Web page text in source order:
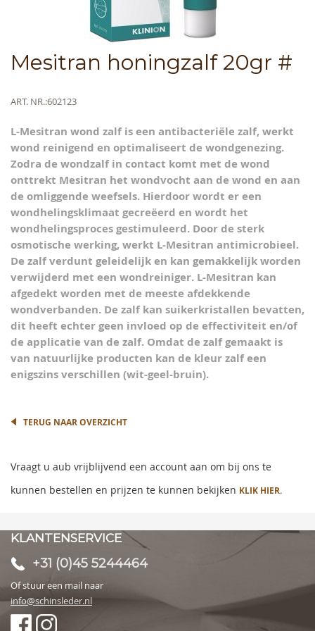
Mesitran honingzalf 20gr #
Meer
ART. NR.602123
L-Mesitran wond zalf is een antibacteriële zalf, werkt
wond reinigend en optimaliseert de wondgenezing.
Zodra de wondzalf in contact komt met de wond
onttrekt Mesitran het wondvocht aan de wond en aan
de omliggende weefsels. Hierdoor wordt er een
wondhelingsklimaat gecreëerd en wordt het
wondhelingsproces gestimuleerd. Door de sterk
osmotische werking, werkt L-Mesitran antimicrobieel.
De zalf verdunt geleidelijk en kan gemakkelijk worden
verwijderd met een wondreiniger. L-Mesitran kan
afgedekt worden met de meeste afdekkende
wondverbanden. De zalf kan suikerkristallen bevatten,
dit heeft echter geen invloed op de effectiviteit en/of
de applicatie van de zalf. Omdat de zalf gemaakt is
van natuurlijke producten kan de kleur zalf een
enigszins verschillen (wit-geel-bruin).
to
images
gallery
TERUG NAAR OVERZICHT
Vraagt u aub vrijblijvend een account aan om bij ons te
kunnen bestellen en prijzen te kunnen bekijken KLIK HIER.
KLANTENSERVICE
+31 (0)45 5244464
Of stuur een mail naar
info@schinsleder.nl